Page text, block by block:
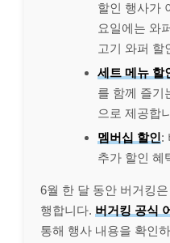
할인 행사가
요일에는 와
고기 와퍼 할
세트 메뉴 할
를 함께 즐기
으로 제공합
멤버십 할인:
추가 할인 혜
6월 한 달 동안 버거킹
행합니다. 버거킹 공식
통해 행사 내용을 확인